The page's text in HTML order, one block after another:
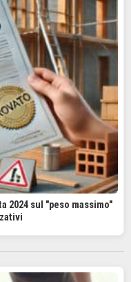
2024 sul "peso massimo"